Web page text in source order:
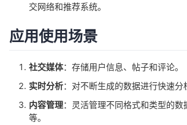
堂
我
我
的
我
交网络和推荐系统。
应用使用场景
社交媒体：存储用户信息、帖子和评论。
实时分析：对不断生成的数据进行快速分
内容管理：灵活管理不同格式和类型的数
等。